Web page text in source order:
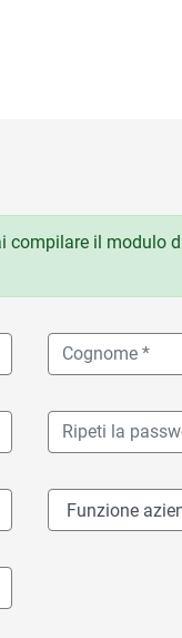
compilare il modulo